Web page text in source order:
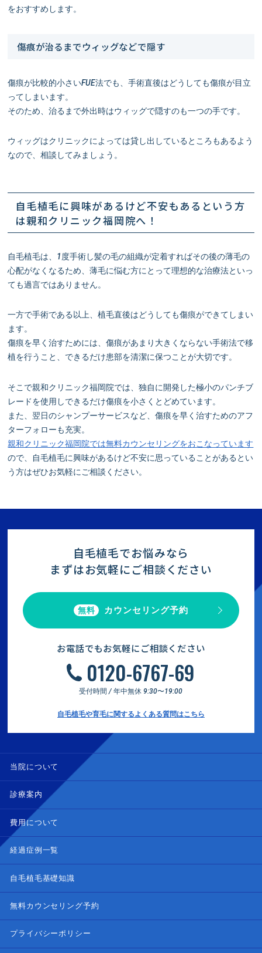
をおすすめします。
傷痕が治るまでウィッグなどで隠す
傷痕が比較的小さいFUE法でも、手術直後はどうしても傷痕が目立
ってしまいます。
そのため、治るまで外出時はウィッグで隠すのも一つの手です。
ウィッグはクリニックによっては貸し出しているところもあるよう
なので、相談してみましょう。
自毛植毛に興味があるけど不安もあるという方
は親和クリニック福岡院へ！
自毛植毛は、1度手術し髪の毛の組織が定着すればその後の薄毛の
心配がなくなるため、薄毛に悩む方にとって理想的な治療法といっ
ても過言ではありません。
一方で手術である以上、植毛直後はどうしても傷痕ができてしまい
ます。
傷痕を早く治すためには、傷痕があまり大きくならない手術法で移
植を行うこと、できるだけ患部を清潔に保つことが大切です。
そこで親和クリニック福岡院では、独自に開発した極小のパンチブ
レードを使用しできるだけ傷痕を小さくとどめています。
また、翌日のシャンプーサービスなど、傷痕を早く治すためのアフ
ターフォローも充実。
親和クリニック福岡院では無料カウンセリングをおこなっています
ので、自毛植毛に興味があるけど不安に思っていることがあるとい
う方はぜひお気軽にご相談ください。
自毛植毛でお悩みなら
まずはお気軽にご相談ください
無料 カウンセリング予約
お電話でもお気軽にご相談ください
0120-6767-69
受付時間 / 年中無休 9:30〜19:00
自毛植毛や育毛に関するよくある質問はこちら
当院について
診療案内
費用について
経過症例一覧
自毛植毛基礎知識
無料カウンセリング予約
プライバシーポリシー